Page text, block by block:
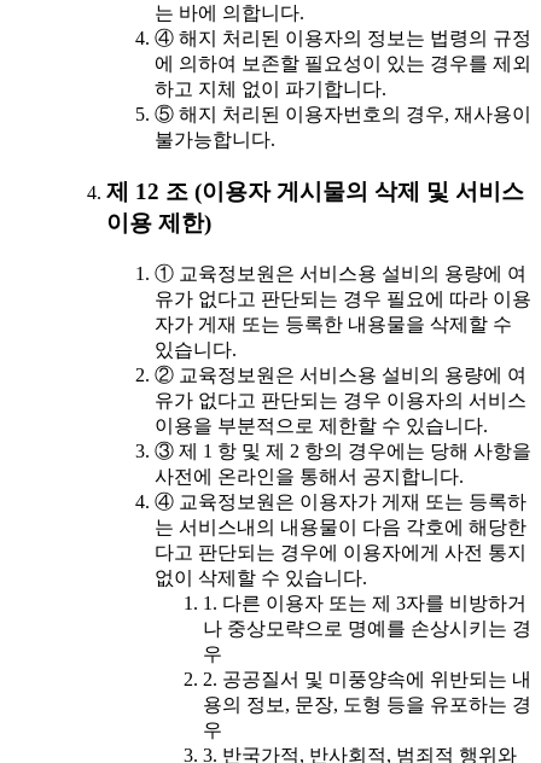
는 바에 의합니다.
④ 해지 처리된 이용자의 정보는 법령의 규정
에 의하여 보존할 필요성이 있는 경우를 제외
하고 지체 없이 파기합니다.
⑤ 해지 처리된 이용자번호의 경우, 재사용이
불가능합니다.
제 12 조 (이용자 게시물의 삭제 및 서비스
이용 제한)
① 교육정보원은 서비스용 설비의 용량에 여
유가 없다고 판단되는 경우 필요에 따라 이용
자가 게재 또는 등록한 내용물을 삭제할 수
있습니다.
② 교육정보원은 서비스용 설비의 용량에 여
유가 없다고 판단되는 경우 이용자의 서비스
이용을 부분적으로 제한할 수 있습니다.
③ 제 1 항 및 제 2 항의 경우에는 당해 사항을
사전에 온라인을 통해서 공지합니다.
④ 교육정보원은 이용자가 게재 또는 등록하
는 서비스내의 내용물이 다음 각호에 해당한
다고 판단되는 경우에 이용자에게 사전 통지
없이 삭제할 수 있습니다.
1. 다른 이용자 또는 제 3자를 비방하거
나 중상모략으로 명예를 손상시키는 경
우
2. 공공질서 및 미풍양속에 위반되는 내
용의 정보, 문장, 도형 등을 유포하는 경
우
3. 반국가적, 반사회적, 범죄적 행위와